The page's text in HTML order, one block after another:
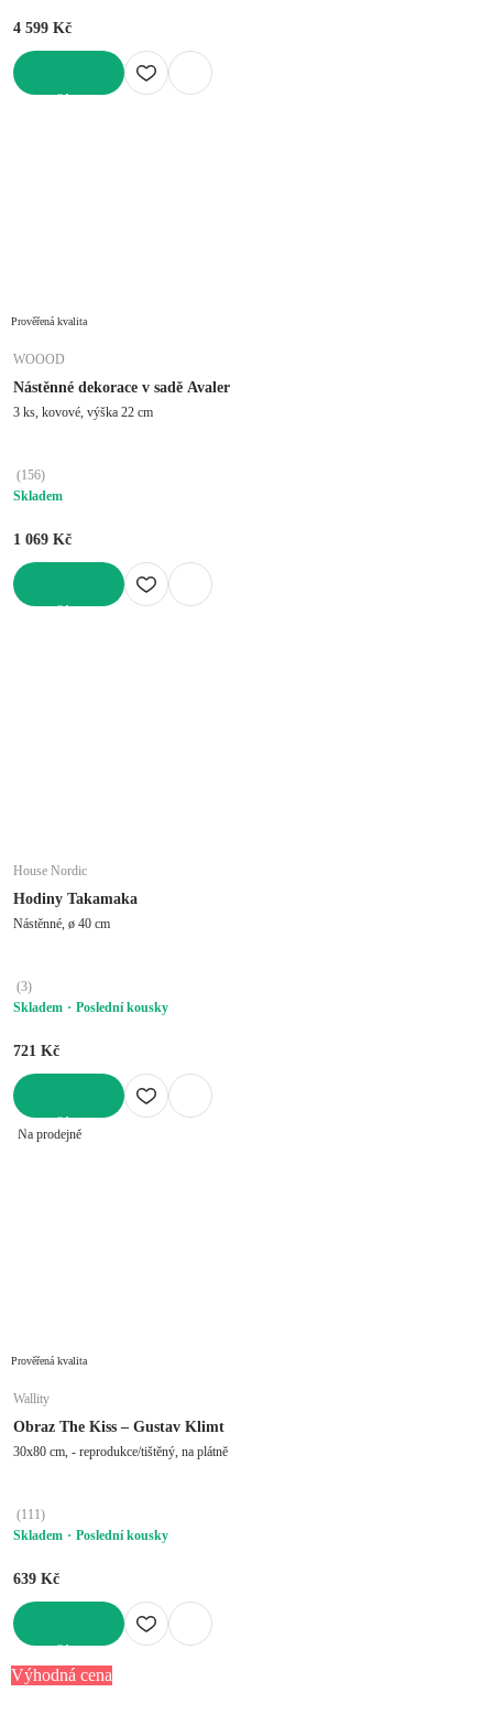
4 599 Kč
Prověřená kvalita
WOOOD
Nástěnné dekorace v sadě Avaler
3 ks, kovové, výška 22 cm
(156)
Skladem
1 069 Kč
House Nordic
Hodiny Takamaka
Nástěnné, ø 40 cm
(3)
Skladem
Poslední kousky
721 Kč
DO KOŠÍKU
Na prodejně
Prověřená kvalita
Wallity
Obraz The Kiss – Gustav Klimt
30x80 cm, - reprodukce/tištěný, na plátně
(111)
Skladem
Poslední kousky
639 Kč
Výhodná cena